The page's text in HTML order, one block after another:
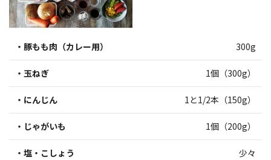
・豚もも肉（カレー用） 300g
・玉ねぎ 1個（300g）
・にんじん 1と1/2本（150g）
・じゃがいも 1個（200g）
・塩・こしょう 少々